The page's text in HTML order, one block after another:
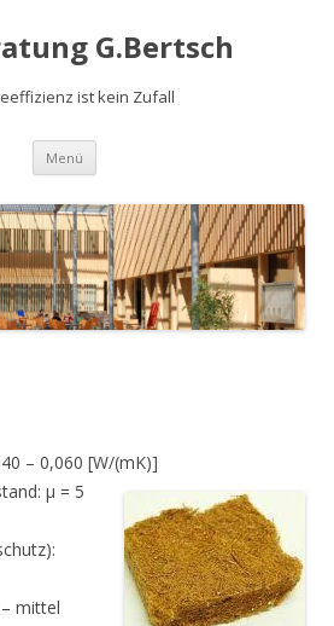
G.Bertsch
ist kein Zufall
Menü Springe
Inhalt
– 0,060 [W/(mK)]
μ = 5
mittel